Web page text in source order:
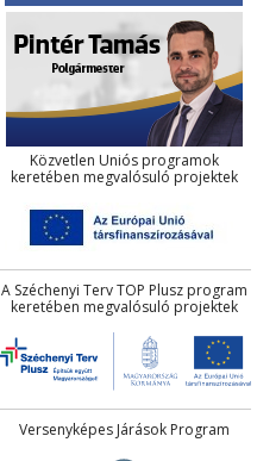
Közvetlen Uniós programok
keretében megvalósuló projektek
A Széchenyi Terv TOP Plusz program
keretében megvalósuló projektek
Versenyképes Járások Program